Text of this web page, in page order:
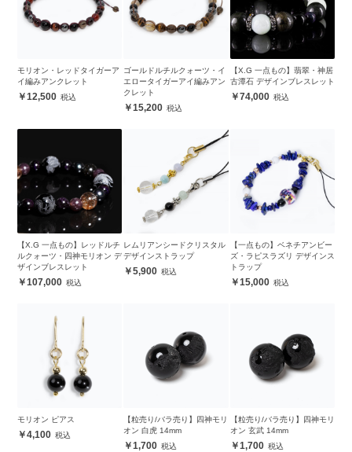
モリオン・レッドタイガーア
イ編みアンクレット
12,500
ゴールドルチルクォーツ・イ
エロータイガーアイ編みアン
クレット
15,200
【X.G 一点もの】翡翠・神居
古潭石 デザインブレスレット
74,000
【X.G 一点もの】レッドルチ
ルクォーツ・四神モリオン デ
ザインブレスレット
107,000
レムリアンシードクリスタル
デザインストラップ
5,900
【一点もの】ベネチアンビー
ズ・ラピスラズリ デザインス
トラップ
15,000
モリオン ピアス
4,100
【粒売り/バラ売り】四神モリ
オン 白虎 14mm
1,700
【粒売り/バラ売り】四神モリ
オン 玄武 14mm
1,700